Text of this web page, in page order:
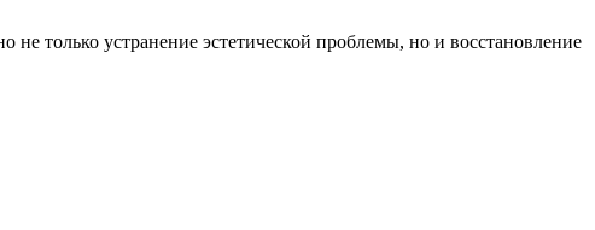
только устранение эстетической проблемы, но и восстановление